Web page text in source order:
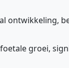
ontwikkeling,
groei,